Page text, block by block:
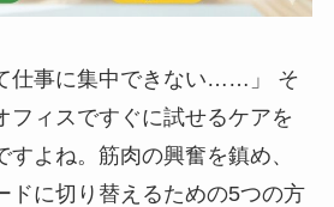
仕事に集中できない……」 そ
フィスですぐに試せるケアを
よね。筋肉の興奮を鎮め、
ドに切り替えるための5つの方